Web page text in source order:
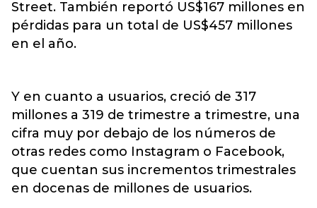
Street. También reportó US$167 millones en
pérdidas para un total de US$457 millones
en el año.
Y en cuanto a usuarios, creció de 317
millones a 319 de trimestre a trimestre, una
cifra muy por debajo de los números de
otras redes como Instagram o Facebook,
que cuentan sus incrementos trimestrales
en docenas de millones de usuarios.